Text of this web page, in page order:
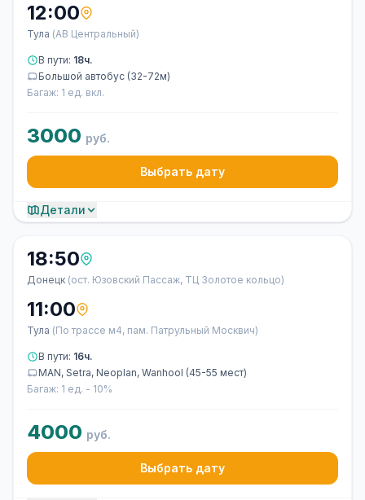
12:00
Тула (АВ Центральный)
В пути: 18ч.
Большой автобус (32-72м)
Багаж: 1 ед. вкл.
3000 руб.
Выбрать дату
Детали
18:50
Донецк (ост. Юзовский Пассаж, ТЦ Золотое кольцо)
11:00
Тула (По трассе м4, пам. Патрульный Москвич)
В пути: 16ч.
MAN, Setra, Neoplan, Wanhool (45-55 мест)
Багаж: 1 ед. - 10%
4000 руб.
Выбрать дату